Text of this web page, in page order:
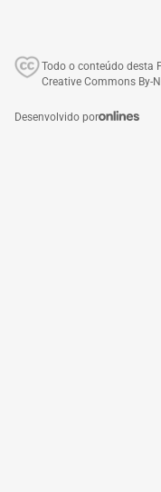
Todo o conteúdo desta
Creative Commons By-
Desenvolvido por